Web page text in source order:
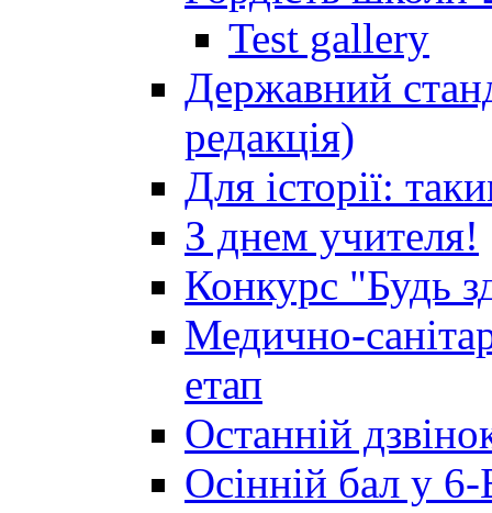
Test gallery
Державний
редакція)
Для історії:
З днем учителя!
Конкурс "Будь
Медично-
етап
Останній
Осінній бал у 6-